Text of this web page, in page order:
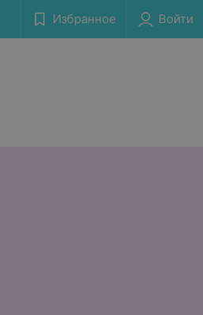
Избранное Войти